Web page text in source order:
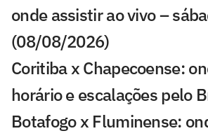
onde assistir ao vivo –
(08/08/2026)
Coritiba x Chapecoense:
horário e escalações pelo
Botafogo x Fluminense: